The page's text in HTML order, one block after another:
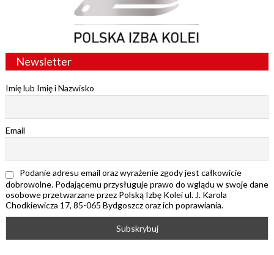
Newsletter
Imię lub Imię i Nazwisko
Email
Podanie adresu email oraz wyrażenie zgody jest całkowicie
dobrowolne. Podającemu przysługuje prawo do wglądu w swoje dane
osobowe przetwarzane przez Polską Izbę Kolei ul. J. Karola
Chodkiewicza 17, 85-065 Bydgoszcz oraz ich poprawiania.